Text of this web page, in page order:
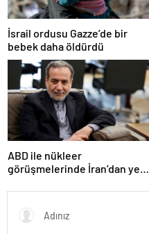
İsrail ordusu Gazze’de bir
bebek daha öldürdü
ABD ile nükleer
görüşmelerinde İran’dan yeni